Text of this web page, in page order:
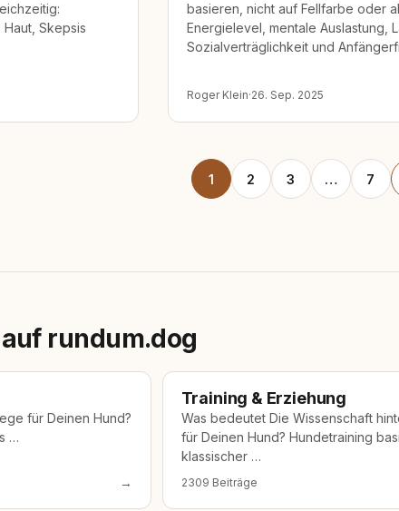
Skepsis
basieren, nicht auf Fellfarbe oder
Energielevel, mentale Auslastung,
Sozialverträglichkeit und
Roger Klein·26. Sep. 2025
1 2 3 … 7
rundum.dog
für Deinen Hund?
…
→
Training & Erziehung
Was bedeutet Die Wissenschaft
für Deinen Hund? Hundetraining
klassischer …
2309 Beiträge